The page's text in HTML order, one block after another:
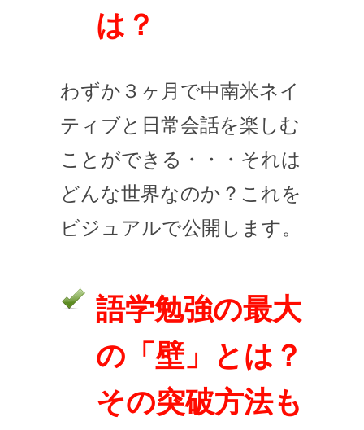
は？
わずか３ヶ月で中南米ネイ
ティブと日常会話を楽しむ
ことができる・・・それは
どんな世界なのか？これを
ビジュアルで公開します。
語学勉強の最大
の「壁」とは？
その突破方法も